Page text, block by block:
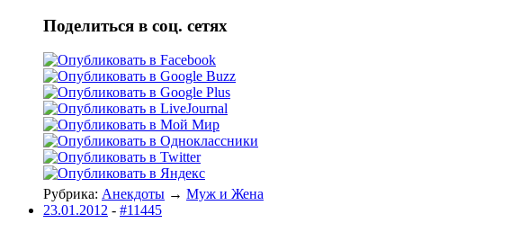
Поделиться в соц. сетях
Рубрика: Анекдоты → Муж и Жена
23.01.2012 - #11445